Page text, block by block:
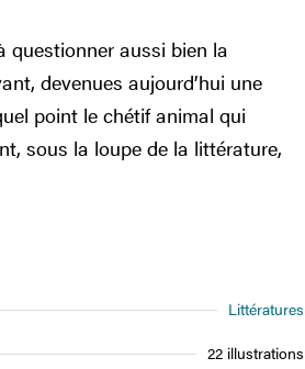
questionner aussi bien la
devenues aujourd’hui une
point le chétif animal qui
sous la loupe de la littérature,
Littératures
22 illustrations